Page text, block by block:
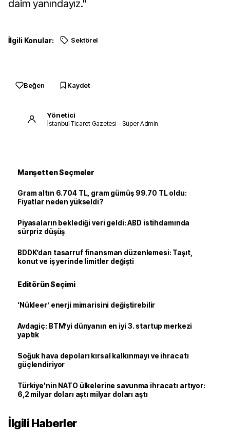
daim yanındayız."
İlgili Konular: Sektörel
Beğen Kaydet
Yönetici
İstanbul Ticaret Gazetesi – Süper Admin
Manşetten Seçmeler
Gram altın 6.704 TL, gram gümüş 99.70 TL oldu:
Fiyatlar neden yükseldi?
Piyasaların beklediği veri geldi: ABD istihdamında
sürpriz düşüş
BDDK’dan tasarruf finansman düzenlemesi: Taşıt,
konut ve iş yerinde limitler değişti
Editörün Seçimi
‘Nükleer’ enerji mimarisini değiştirebilir
Avdagiç: BTM’yi dünyanın en iyi 3. startup merkezi
yaptık
Soğuk hava depoları kırsal kalkınmayı ve ihracatı
güçlendiriyor
Türkiye'nin NATO ülkelerine savunma ihracatı artıyor:
6,2 milyar doları aştı milyar doları aştı
İlgili Haberler